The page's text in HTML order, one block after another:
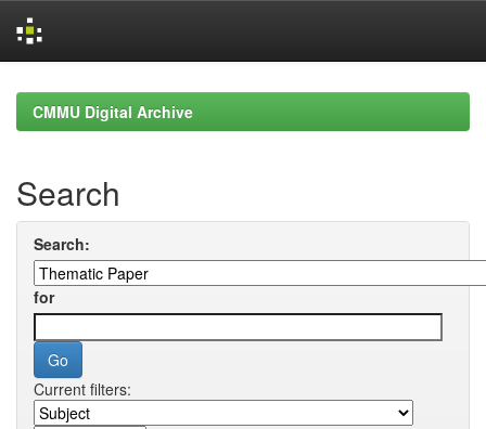
navigationCMMU Digital Archive
Search
Search:
for
Current filters: